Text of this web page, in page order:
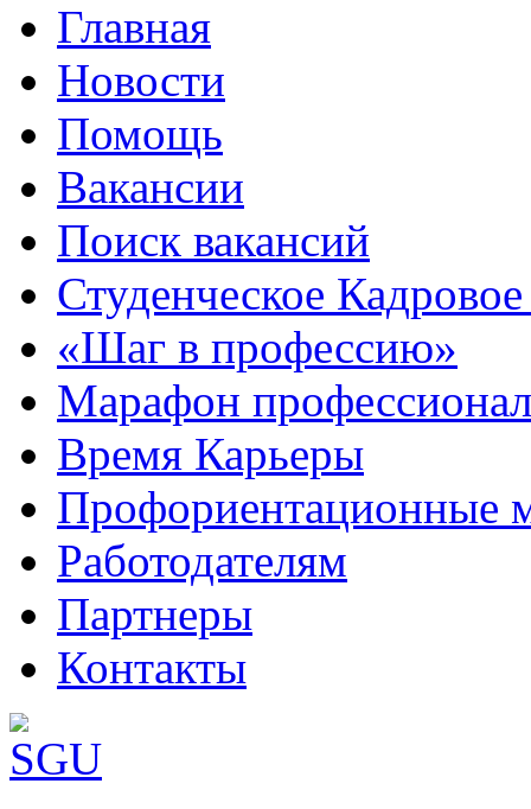
Главная
Новости
Помощь
Вакансии
Поиск вакансий
Студенческое Кадровое
«Шаг в профессию»
Марафон
Время Карьеры
Профориентационные
Работодателям
Партнеры
Контакты